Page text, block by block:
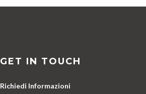
GET IN TOUCH
Richiedi Informazioni